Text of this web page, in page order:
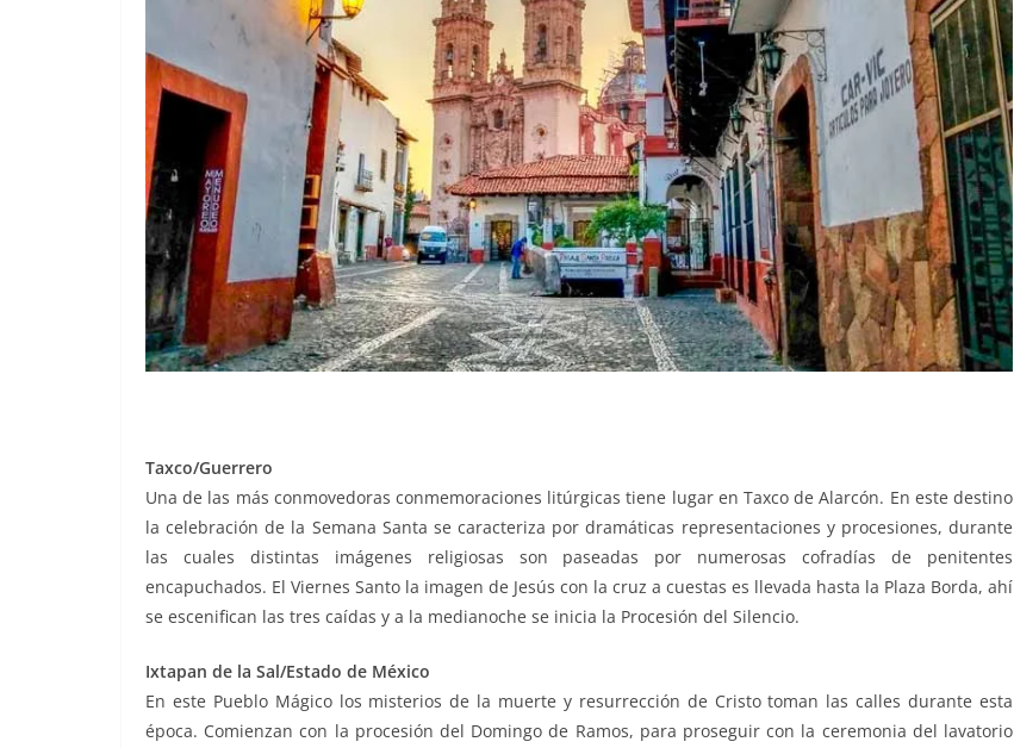
Taxco/Guerrero
Una de las más conmovedoras conmemoraciones litúrgicas tiene lugar en Taxco de Alarcón. En este destino
la celebración de la Semana Santa se caracteriza por dramáticas representaciones y procesiones, durante
las cuales distintas imágenes religiosas son paseadas por numerosas cofradías de penitentes
encapuchados. El Viernes Santo la imagen de Jesús con la cruz a cuestas es llevada hasta la Plaza Borda, ahí
se escenifican las tres caídas y a la medianoche se inicia la Procesión del Silencio.
Ixtapan de la Sal/Estado de México
En este Pueblo Mágico los misterios de la muerte y resurrección de Cristo toman las calles durante esta
época. Comienzan con la procesión del Domingo de Ramos, para proseguir con la ceremonia del lavatorio